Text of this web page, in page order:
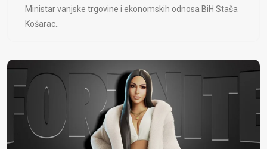
Ministar vanjske trgovine i ekonomskih odnosa BiH Staša
Košarac..